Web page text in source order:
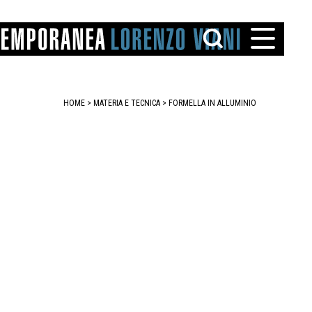
HOME > MATERIA E TECNICA > FORMELLA IN ALLUMINIO